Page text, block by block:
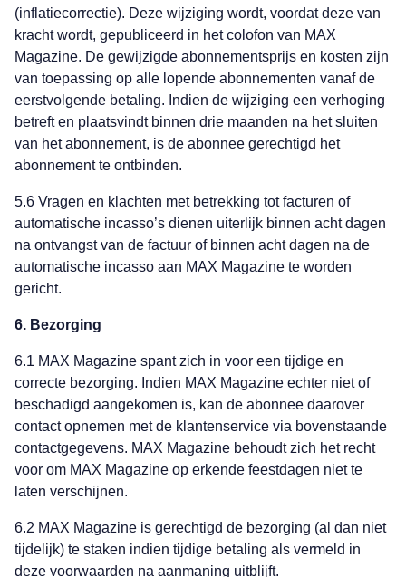
(inflatiecorrectie). Deze wijziging wordt, voordat deze van
kracht wordt, gepubliceerd in het colofon van MAX
Magazine. De gewijzigde abonnementsprijs en kosten zijn
van toepassing op alle lopende abonnementen vanaf de
eerstvolgende betaling. Indien de wijziging een verhoging
betreft en plaatsvindt binnen drie maanden na het sluiten
van het abonnement, is de abonnee gerechtigd het
abonnement te ontbinden.
5.6 Vragen en klachten met betrekking tot facturen of
automatische incasso’s dienen uiterlijk binnen acht dagen
na ontvangst van de factuur of binnen acht dagen na de
automatische incasso aan MAX Magazine te worden
gericht.
6. Bezorging
6.1 MAX Magazine spant zich in voor een tijdige en
correcte bezorging. Indien MAX Magazine echter niet of
beschadigd aangekomen is, kan de abonnee daarover
contact opnemen met de klantenservice via bovenstaande
contactgegevens. MAX Magazine behoudt zich het recht
voor om MAX Magazine op erkende feestdagen niet te
laten verschijnen.
6.2 MAX Magazine is gerechtigd de bezorging (al dan niet
tijdelijk) te staken indien tijdige betaling als vermeld in
deze voorwaarden na aanmaning uitblijft.